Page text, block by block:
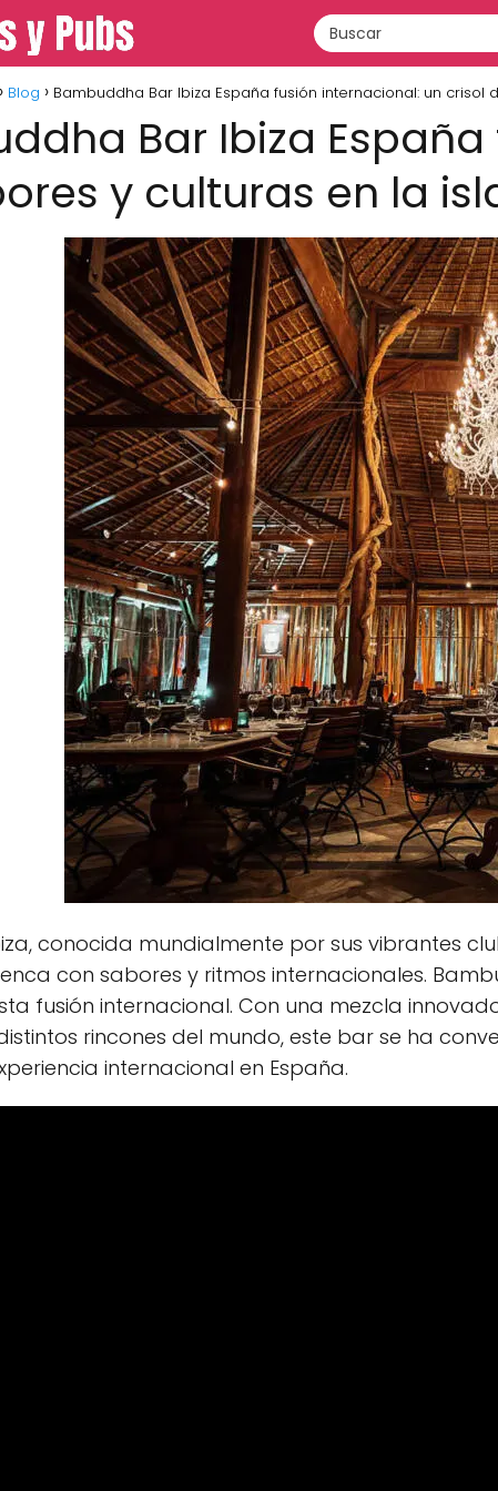
Blog Bambuddha Bar Ibiza España fusión internacional: un
Bar Ibiza
y culturas en la
conocida mundialmente por sus vibrantes
con sabores y ritmos internacionales.
fusión internacional. Con una mezcla
rincones del mundo, este bar se ha
internacional en España.